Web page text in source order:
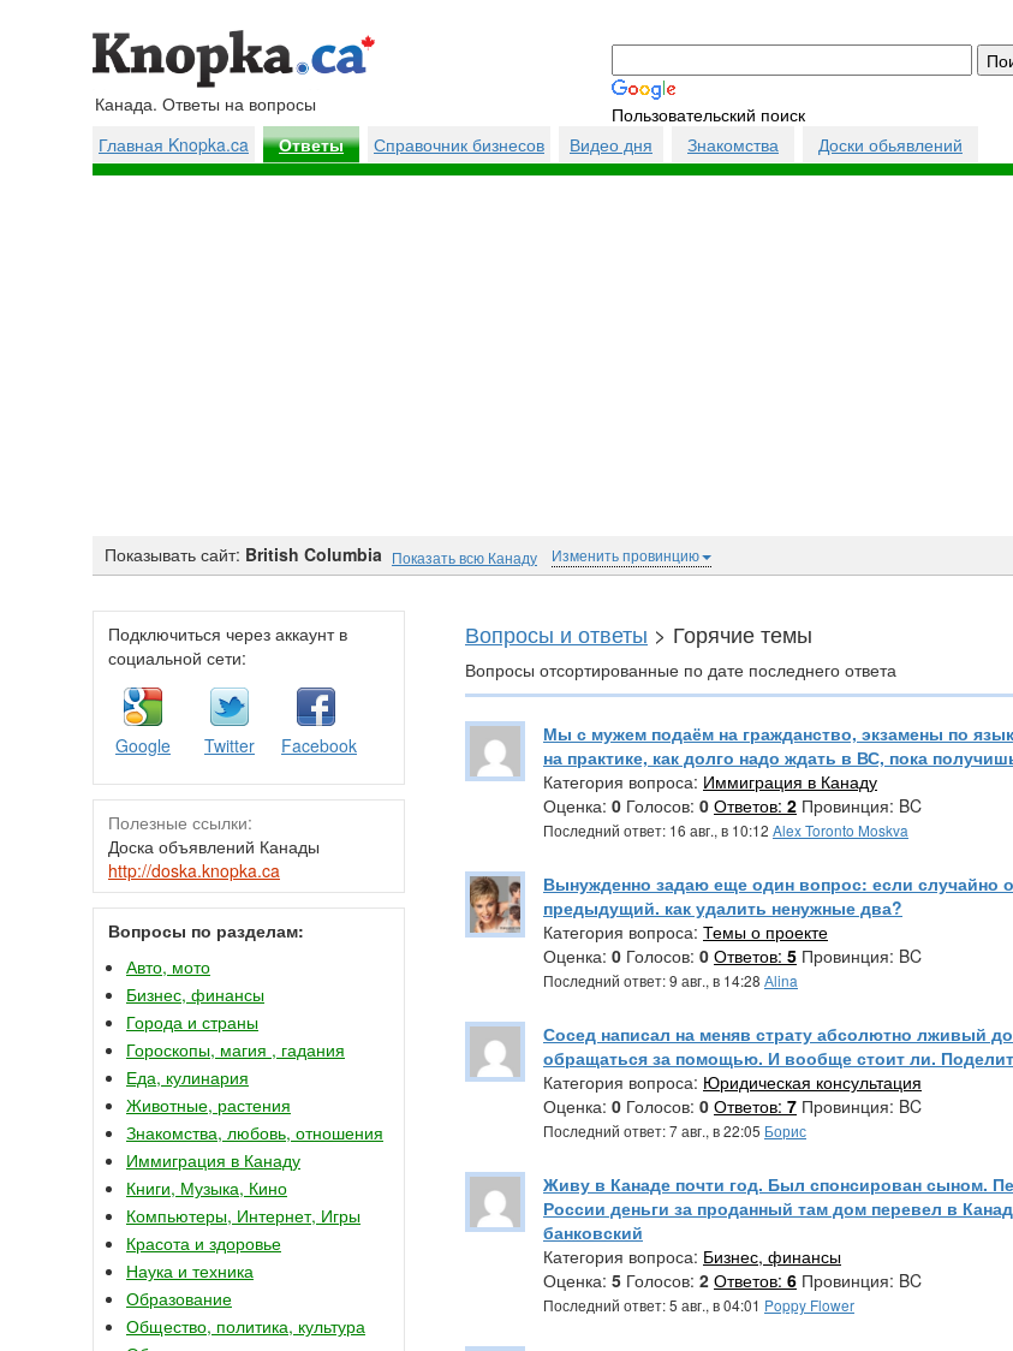
Канада. Ответы на вопросы
Пользовательский поиск
Главная Knopka.ca
Ответы Справочник бизнесов Видео дня Знакомства Доски обьявлений
Показывать сайт: British Columbia Показать всю Канаду Изменить провинцию
Подключиться через аккаунт в
социальной сети:
Google Twitter Facebook
Полезные ссылки:
Доска объявлений Канады
http://doska.knopka.ca
Вопросы по разделам:
Авто, мото
Бизнес, финансы
Города и страны
Гороскопы, магия , гадания
Еда, кулинария
Животные, растения
Знакомства, любовь, отношения
Иммиграция в Канаду
Книги, Музыка, Кино
Компьютеры, Интернет, Игры
Красота и здоровье
Наука и техника
Образование
Общество, политика, культура
Вопросы и ответы > Горячие темы
Вопросы отсортированные по дате последнего ответа
Мы с мужем подаём на гражданство, экзамены по
на практике, как долго надо ждать в ВС, пока
Категория вопроса: Иммиграция в Канаду
Оценка: 0 Голосов: 0 Ответов: 2 Провинция: BC
Последний ответ: 16 авг., в 10:12 Alex Toronto Moskva
Вынужденно задаю еще один вопрос: если случайно
предыдущий. как удалить ненужные два?
Категория вопроса: Темы о проекте
Оценка: 0 Голосов: 0 Ответов: 5 Провинция: BC
Последний ответ: 9 авг., в 14:28 Аlina
Сосед написал на меняв страту абсолютно лживый
обращаться за помощью. И вообще стоит ли.
Категория вопроса: Юридическая консультация
Оценка: 0 Голосов: 0 Ответов: 7 Провинция: BC
Последний ответ: 7 авг., в 22:05 Борис
Живу в Канаде почти год. Был спонсирован сыном.
России деньги за проданный там дом перевел в
банковский
Категория вопроса: Бизнес, финансы
Оценка: 5 Голосов: 2 Ответов: 6 Провинция: BC
Последний ответ: 5 авг., в 04:01 Poppy Flower